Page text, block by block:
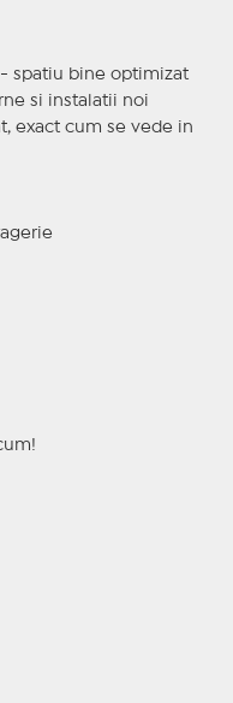
spatiu bine optimizat
si instalatii noi
exact cum se vede in